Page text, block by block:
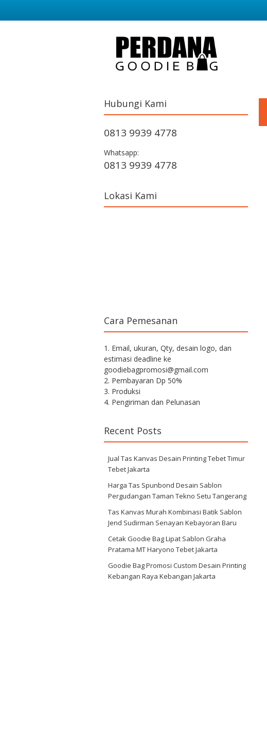
Hubungi Kami
0813 9939 4778
Whatsapp:
0813 9939 4778
Lokasi Kami
Cara Pemesanan
1. Email, ukuran, Qty, desain logo, dan
estimasi deadline ke
goodiebagpromosi@gmail.com
2. Pembayaran Dp 50%
3. Produksi
4. Pengiriman dan Pelunasan
Recent Posts
Jual Tas Kanvas Desain Printing Tebet Timur
Tebet Jakarta
Harga Tas Spunbond Desain Sablon
Pergudangan Taman Tekno Setu Tangerang
Tas Kanvas Murah Kombinasi Batik Sablon
Jend Sudirman Senayan Kebayoran Baru
Cetak Goodie Bag Lipat Sablon Graha
Pratama MT Haryono Tebet Jakarta
Goodie Bag Promosi Custom Desain Printing
Kebangan Raya Kebangan Jakarta